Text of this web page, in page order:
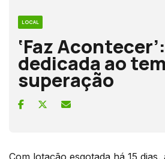
LOCAL
‘Faz
dedicada ao
superação
Com lotação esgotada há 15 dias,